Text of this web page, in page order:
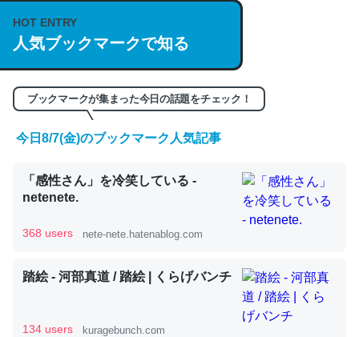
https://isobe324649.hatenablog.com/entry/2023/03/27
/064121
─GPTの仕組みと限界についての考察（１） - conceptualization
くらい。小説でいう「ずっと前の伏線」は回収されないけ
ど、短期記憶というには多い分量。進化すればするほど分
HOT ENTRY
人気ブックマークで知る
ブックマークが集まった今日の話題をチェック！
今日8/7(金)のブックマーク人気記事
「感性さん」を冷笑している -
netenete.
368 users nete-nete.hatenablog.com
踏絵 - 河部真道 / 踏絵 | くらげバンチ
134 users kuragebunch.com